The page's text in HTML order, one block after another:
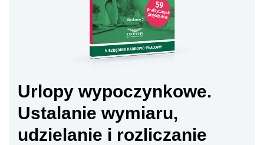
Urlopy wypoczynkowe.
Ustalanie wymiaru,
udzielanie i rozliczanie